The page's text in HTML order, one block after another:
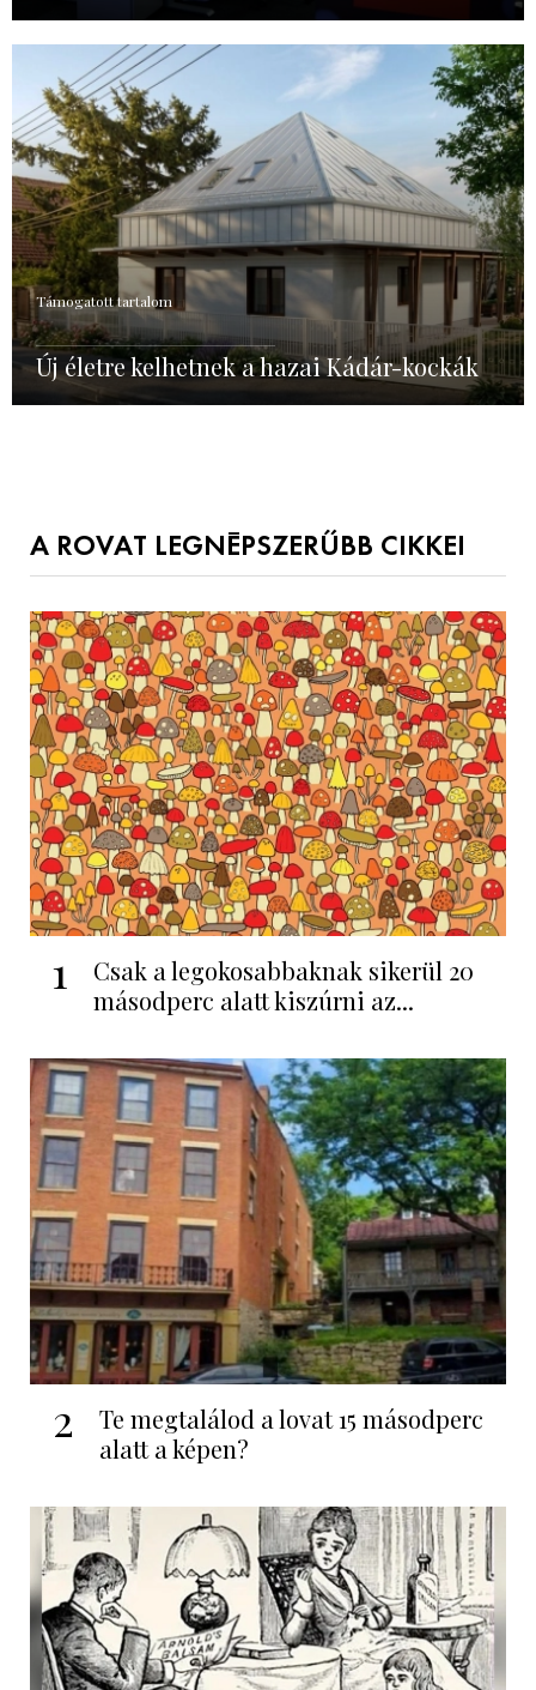
Támogatott tartalom
Új életre kelhetnek a hazai Kádár-kockák
A ROVAT LEGNÉPSZERŰBB CIKKEI
1
Csak a legokosabbaknak sikerül 20
másodperc alatt kiszúrni az...
2
Te megtalálod a lovat 15 másodperc
alatt a képen?